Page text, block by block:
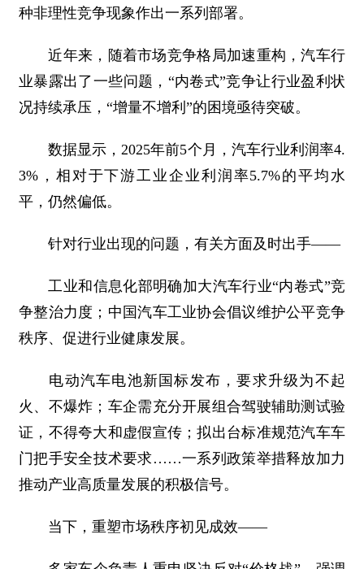
种非理性竞争现象作出一系列部署。
近年来，随着市场竞争格局加速重构，汽车行
业暴露出了一些问题，“内卷式”竞争让行业盈利状
况持续承压，“增量不增利”的困境亟待突破。
数据显示，2025年前5个月，汽车行业利润率4.
3%，相对于下游工业企业利润率5.7%的平均水
平，仍然偏低。
针对行业出现的问题，有关方面及时出手——
工业和信息化部明确加大汽车行业“内卷式”竞
争整治力度；中国汽车工业协会倡议维护公平竞争
秩序、促进行业健康发展。
电动汽车电池新国标发布，要求升级为不起
火、不爆炸；车企需充分开展组合驾驶辅助测试验
证，不得夸大和虚假宣传；拟出台标准规范汽车车
门把手安全技术要求……一系列政策举措释放加力
推动产业高质量发展的积极信号。
当下，重塑市场秩序初见成效——